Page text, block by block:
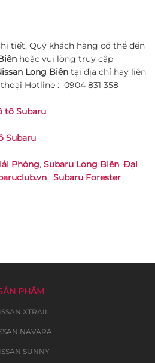
tiết, Quý khách hàng có thể đến
hoặc vui lòng truy cập
Long Biên tại địa chỉ hay liên
Hotline : 0904 831 358
tô Subaru
Subaru
Phóng, Subaru Long Biên, Đại
, Subaru Forester ,
PHẨM
XTRAIL
NAVARA
SUNNY